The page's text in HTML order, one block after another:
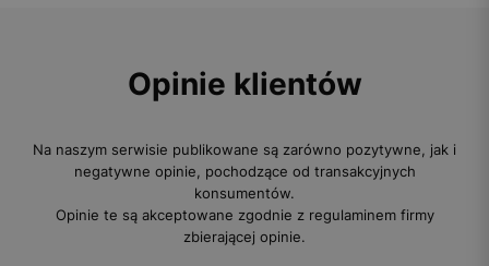
Opinie klientów
Na naszym serwisie publikowane są zarówno pozytywne, jak i
negatywne opinie, pochodzące od transakcyjnych
konsumentów.
Opinie te są akceptowane zgodnie z regulaminem firmy
zbierającej opinie.